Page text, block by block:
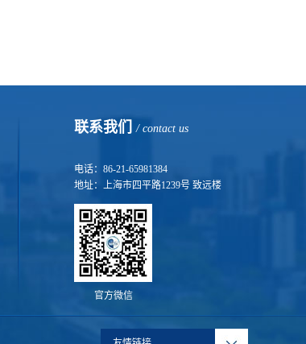
联系我们/ contact us
电话：86-21-65981384
地址：上海市四平路1239号 致远楼
官方微信